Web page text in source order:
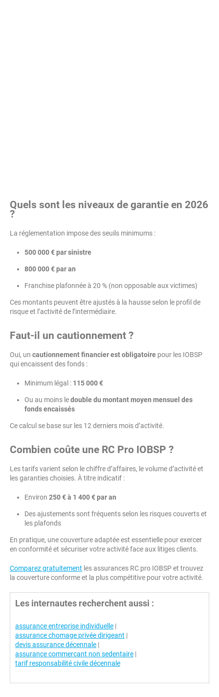
Quels sont les niveaux de garantie en 2026
?
La réglementation impose des seuils minimums :
500 000 € par sinistre
800 000 € par an
Franchise plafonnée à 20 % (non opposable aux victimes)
Ces montants peuvent être ajustés à la hausse selon le profil de
risque et l’activité de l’intermédiaire.
Faut-il un cautionnement ?
Oui, un cautionnement financier est obligatoire pour les IOBSP
qui encaissent des fonds :
Minimum légal : 115 000 €
Ou au moins ledouble du montant moyen mensuel des
fonds encaissés
Ce calcul se base sur les 12 derniers mois d’activité.
Combien coûte une RC Pro IOBSP ?
Les tarifs varient selon le chiffre d’affaires, le volume d’activité et
les garanties choisies. À titre indicatif :
Environ 250 € à 1 400 € par an
Des ajustements sont fréquents selon les risques couverts et
les plafonds
En pratique, une couverture adaptée est essentielle pour exercer
en conformité et sécuriser votre activité face aux litiges clients.
Comparez gratuitement les assurances RC pro IOBSP et trouvez
la couverture conforme et la plus compétitive pour votre activité.
Les internautes recherchent aussi :
assurance entreprise individuelle |
assurance chomage privée dirigeant |
devis assurance décennale |
assurance commercant non sedentaire |
tarif responsabilité civile décennale